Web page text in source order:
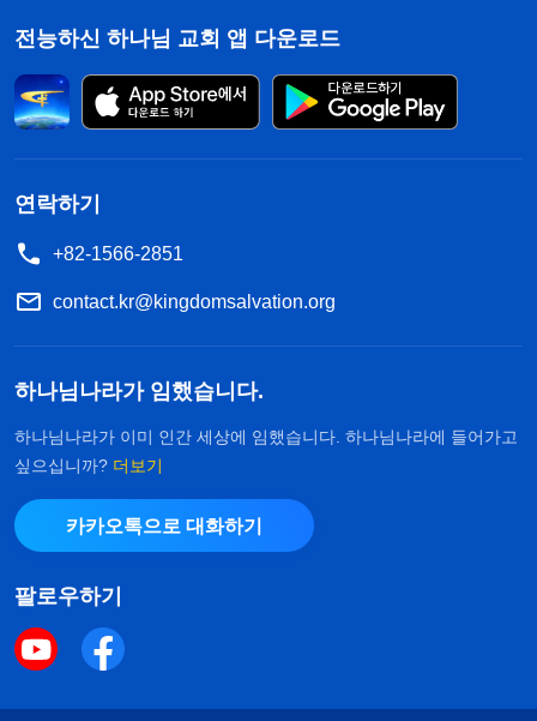
전능하신 하나님 교회 앱 다운로드
연락하기
+82-1566-2851
contact.kr@kingdomsalvation.org
하나님나라가 임했습니다.
하나님나라가 이미 인간 세상에 임했습니다. 하나님나라에 들어가고
싶으십니까? 더보기
카카오톡으로 대화하기
팔로우하기